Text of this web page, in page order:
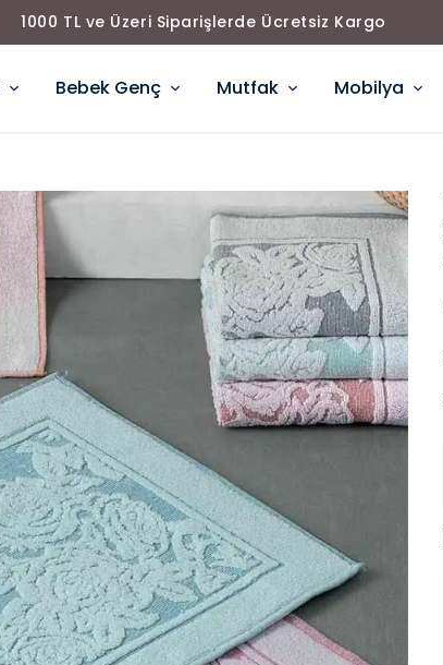
1000 TL ve Üzeri Siparişlerde Ücretsiz Kargo
Bebek Genç Mutfak Mobilya